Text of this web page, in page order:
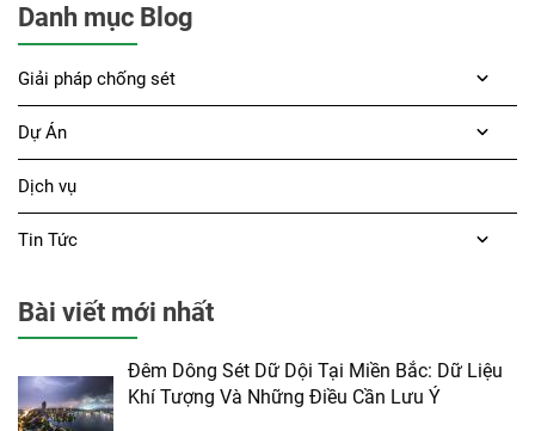
Danh mục Blog
Giải pháp chống sét
Dự Án
Dịch vụ
Tin Tức
Bài viết mới nhất
Đêm Dông Sét Dữ Dội Tại Miền Bắc: Dữ Liệu
Khí Tượng Và Những Điều Cần Lưu Ý